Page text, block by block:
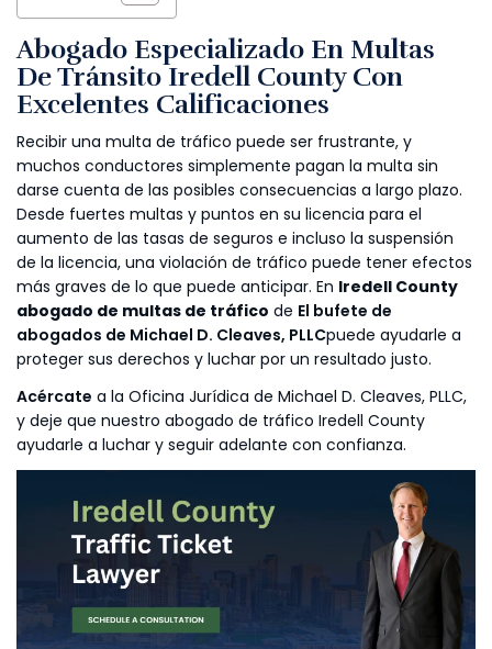
Abogado Especializado En Multas
De Tránsito Iredell County Con
Excelentes Calificaciones
Recibir una multa de tráfico puede ser frustrante, y
muchos conductores simplemente pagan la multa sin
darse cuenta de las posibles consecuencias a largo plazo.
Desde fuertes multas y puntos en su licencia para el
aumento de las tasas de seguros e incluso la suspensión
de la licencia, una violación de tráfico puede tener efectos
más graves de lo que puede anticipar. En Iredell County
abogado de multas de tráfico de El bufete de
abogados de Michael D. Cleaves, PLLCpuede ayudarle a
proteger sus derechos y luchar por un resultado justo.
Acércate a la Oficina Jurídica de Michael D. Cleaves, PLLC,
y deje que nuestro abogado de tráfico Iredell County
ayudarle a luchar y seguir adelante con confianza.